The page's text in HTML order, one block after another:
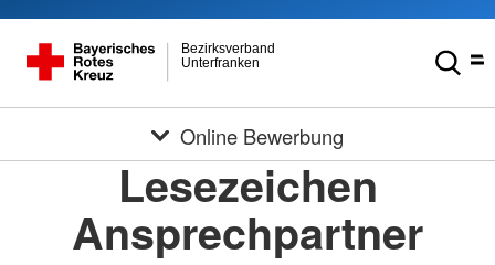
Unterfranken
Bezirksverband
Online Bewerbung
Lesezeichen
Ansprechpartner